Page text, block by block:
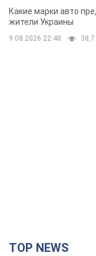
Какие марки авто
жители Украины
9.08.2026 22:48 38,7
TOP NEWS